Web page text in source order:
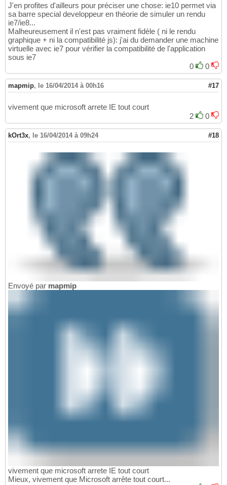
J'en profites d'ailleurs pour préciser une chose: ie10 permet via
sa barre special developpeur en théorie de simuler un rendu
ie7/ie8...
Malheureusement il n'est pas vraiment fidèle ( ni le rendu
graphique + ni la compatibilité js): j'ai du demander une machine
virtuelle avec ie7 pour vérifier la compatibilité de l'application
sous ie7
0
0
mapmip, le 16/04/2014 à 00h16 #17
vivement que microsoft arrete IE tout court
2
0
kOrt3x, le 16/04/2014 à 09h24 #18
Envoyé par mapmip
vivement que microsoft arrete IE tout court
Mieux, vivement que Microsoft arrête tout court...